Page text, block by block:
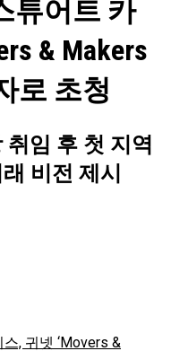
튜어트 카
& Makers
로 초청
임 후 첫 지역
비전 제시